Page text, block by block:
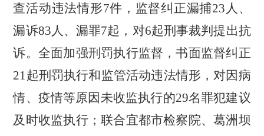
查活动违法情形7件，监督纠正漏捕23 人、
漏诉83人、漏罪7起，对6起刑事裁判提出抗
诉。全面加强刑罚执行监督，书面监督纠正
21起刑罚执行和监管活动违法情形，对因病
情、疫情等原因未收监执行的29名罪犯建议
及时收监执行；联合宜都市检察院、葛洲坝